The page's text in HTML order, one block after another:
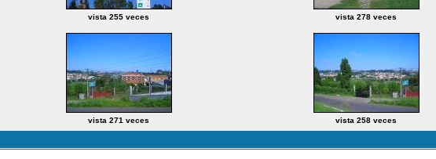
vista 255 veces vista 278 veces
vista 271 veces vista 258 veces